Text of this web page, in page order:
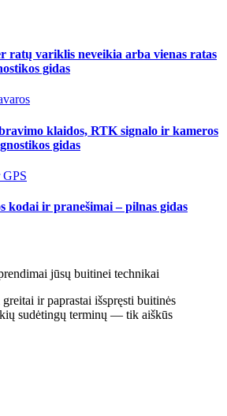
ratų variklis neveikia arba vienas ratas
gidas
klaidos, RTK signalo ir kameros
gidas
kodai ir pranešimai – pilnas gidas
jūsų buitinei technikai
ir paprastai išspręsti buitinės
sudėtingų terminų — tik aiškūs